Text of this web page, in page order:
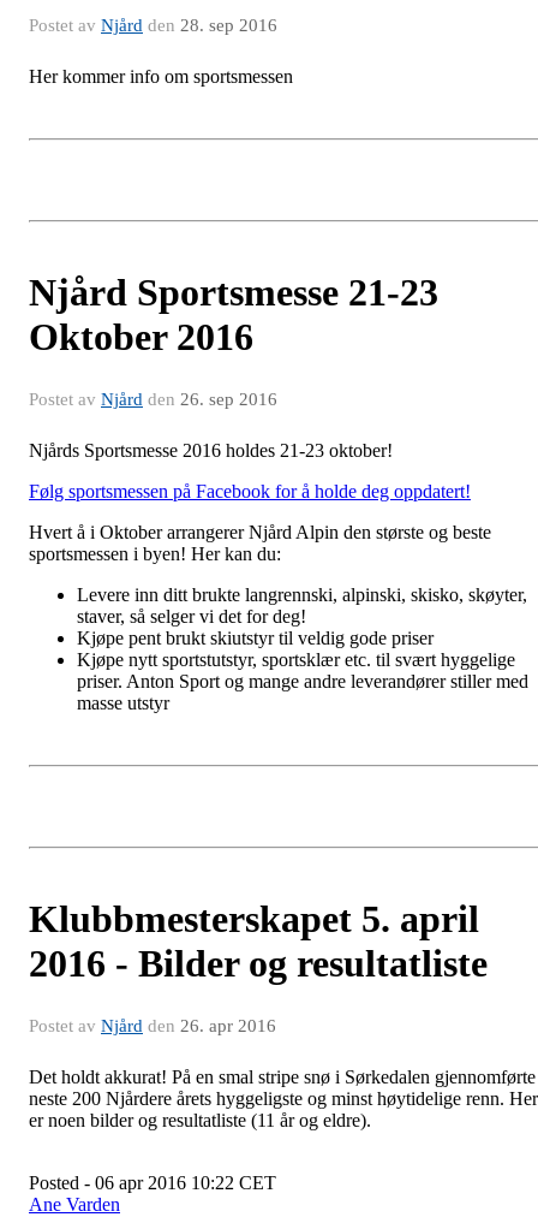
Postet av Njård den 28. sep 2016
Her kommer info om sportsmessen
Njård Sportsmesse 21-23
Oktober 2016
Postet av Njård den 26. sep 2016
Njårds Sportsmesse 2016 holdes 21-23 oktober!
Følg sportsmessen på Facebook for å holde deg oppdatert!
Hvert å i Oktober arrangerer Njård Alpin den største og beste
sportsmessen i byen! Her kan du:
Levere inn ditt brukte langrennski, alpinski, skisko, skøyter,
staver, så selger vi det for deg!
Kjøpe pent brukt skiutstyr til veldig gode priser
Kjøpe nytt sportstutstyr, sportsklær etc. til svært hyggelige
priser. Anton Sport og mange andre leverandører stiller med
masse utstyr
​Klubbmesterskapet 5. april
2016 - Bilder og resultatliste
Postet av Njård den 26. apr 2016
Det holdt akkurat! På en smal stripe snø i Sørkedalen gjennomførte
neste 200 Njårdere årets hyggeligste og minst høytidelige renn. Her
er noen bilder og resultatliste (11 år og eldre).
Posted - 06 apr 2016 10:22 CET
Ane Varden